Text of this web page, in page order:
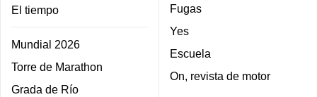
El tiempo
Mundial 2026
Torre de Marathon
Grada de Río
Fugas
Yes
Escuela
On, revista de motor